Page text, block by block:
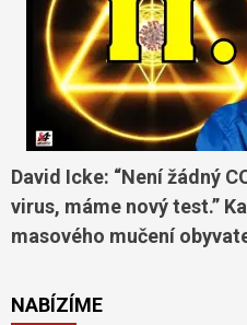
David Icke: “Není žádný
virus, máme nový test.”
masového mučení
NABÍZÍME